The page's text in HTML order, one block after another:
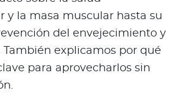
y la masa muscular hasta su
del envejecimiento y
También explicamos por qué
para aprovecharlos sin